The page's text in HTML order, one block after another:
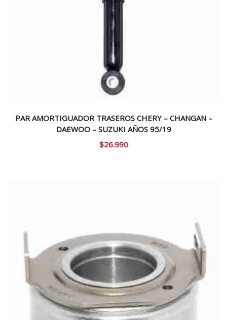
PAR AMORTIGUADOR TRASEROS CHERY – CHANGAN –
DAEWOO – SUZUKI AÑOS 95/19
$26.990